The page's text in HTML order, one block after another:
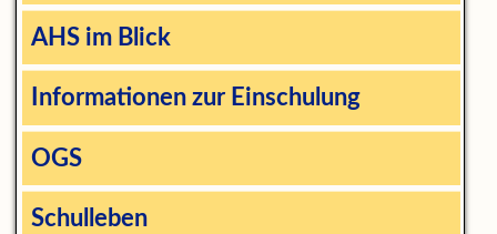
AHS im Blick
Informationen zur Einschulung
OGS
Schulleben